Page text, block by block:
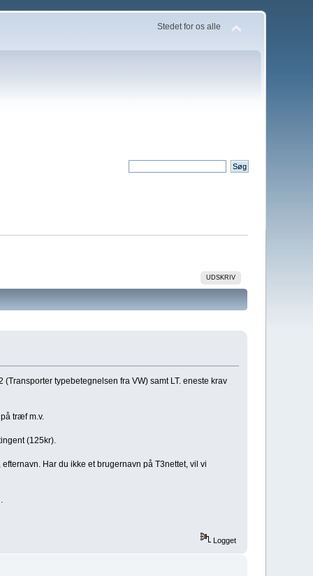
Stedet for os alle
UDSKRIV
typebetegnelsen fra VW) samt LT. eneste krav
træf m.v.
(125kr).
Har du ikke et brugernavn på T3nettet, vil vi
Logget